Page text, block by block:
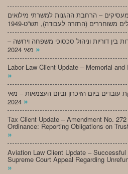
– הרחבת ההגנות למשרתי מילואים
בין דוריות וניהול סכסוכי משפחה וירושה –
»
Labor Law Client Update – Memorial
»
ביום הזיכרון וביום העצמאות – מאי
»
Tax Client Update – Amendment No.
Ordinance: Reporting Obligations on
»
Aviation Law Client Update –
Supreme Court Appeal Regarding
»